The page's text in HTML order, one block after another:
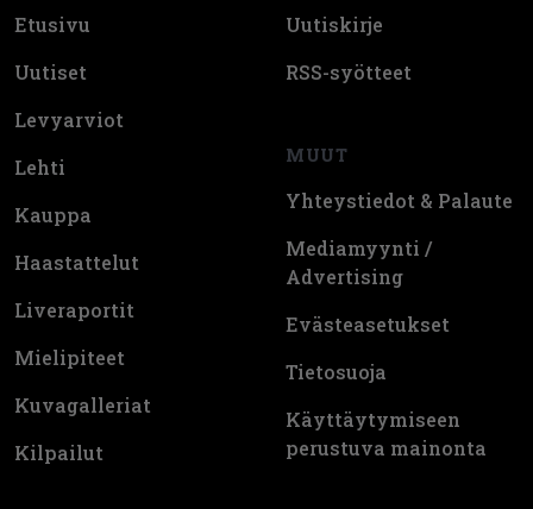
Etusivu
Uutiset
Levyarviot
Lehti
Kauppa
Haastattelut
Liveraportit
Mielipiteet
Kuvagalleriat
Kilpailut
Uutiskirje
RSS-syötteet
MUUT
Yhteystiedot & Palaute
Mediamyynti /
Advertising
Evästeasetukset
Tietosuoja
Käyttäytymiseen
perustuva mainonta